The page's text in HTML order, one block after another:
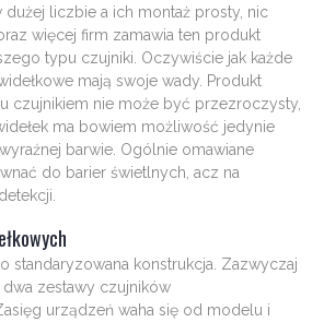
dużej liczbie a ich montaż prosty, nic
więcej firm zamawia ten produkt
typu czujniki. Oczywiście jak każde
mają swoje wady. Produkt
czujnikiem nie może być przezroczysty,
ma bowiem możliwość jedynie
barwie. Ogólnie omawiane
do barier świetlnych, acz na
standaryzowana konstrukcja. Zazwyczaj
zestawy czujników
urządzeń waha się od modelu i